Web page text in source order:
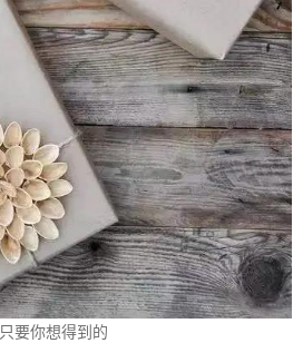
只要你想得到的